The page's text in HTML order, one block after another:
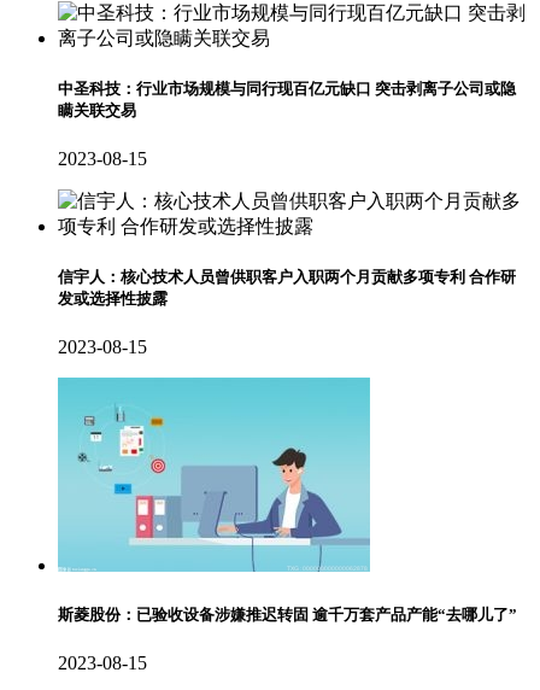
中圣科技：行业市场规模与同行现百亿元缺口 突击剥离子公司或隐
瞒关联交易
2023-08-15
信宇人：核心技术人员曾供职客户入职两个月贡献多项专利 合作研
发或选择性披露
2023-08-15
斯菱股份：已验收设备涉嫌推迟转固 逾千万套产品产能“去哪儿了”
2023-08-15